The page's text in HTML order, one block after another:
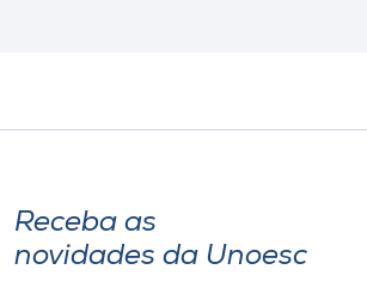
Receba as
novidades da Unoesc